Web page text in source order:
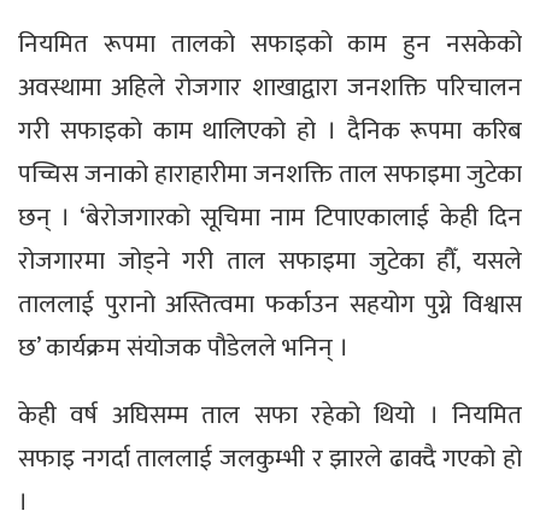
नियमित रूपमा तालको सफाइको काम हुन नसकेको
अवस्थामा अहिले रोजगार शाखाद्वारा जनशक्ति परिचालन
गरी सफाइको काम थालिएको हो । दैनिक रूपमा करिब
पच्चिस जनाको हाराहारीमा जनशक्ति ताल सफाइमा जुटेका
छन् । ‘बेरोजगारको सूचिमा नाम टिपाएकालाई केही दिन
रोजगारमा जोड्ने गरी ताल सफाइमा जुटेका हौँ, यसले
ताललाई पुरानो अस्तित्वमा फर्काउन सहयोग पुग्ने विश्वास
छ’ कार्यक्रम संयोजक पौडेलले भनिन् ।
केही वर्ष अघिसम्म ताल सफा रहेको थियो । नियमित
सफाइ नगर्दा ताललाई जलकुम्भी र झारले ढाक्दै गएको हो
।